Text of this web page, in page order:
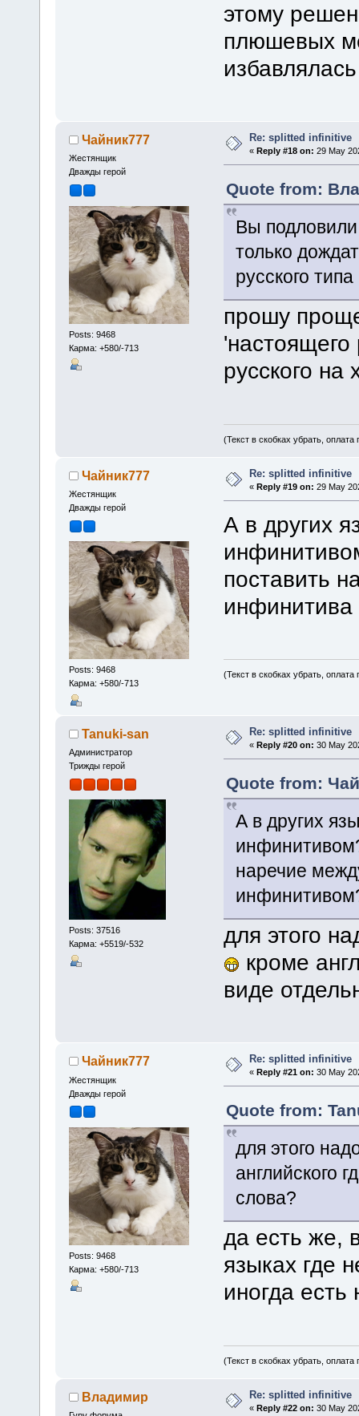
этому
плюшевых
Чайник777
Жестянщик
Дважды герой
Posts: 9468
Карма: +580/-713
Re: splitted infinitive
«Reply #18 on: 29 May
Quote from:
Вы
только
русского
прошу
'настоящего
русского
(Текст в скобках убрать,
Чайник777
Жестянщик
Дважды герой
Posts: 9468
Карма: +580/-713
Re: splitted infinitive
«Reply #19 on: 29 May
А в других
поставить
(Текст в скобках убрать,
Tanuki-san
Администратор
Трижды герой
Posts: 37516
Карма: +5519/-532
Re: splitted infinitive
«Reply #20 on: 30 May
Quote from:
А в других
наречие
для этого
кроме
виде
Чайник777
Жестянщик
Дважды герой
Posts: 9468
Карма: +580/-713
Re: splitted infinitive
« Reply #21 on: 30 May
Quote from:
для этого
английского
слова?
да есть же,
языках где
иногда
(Текст в скобках убрать,
Владимир Re: splitted infinitive
«Reply #22 on: 30 May